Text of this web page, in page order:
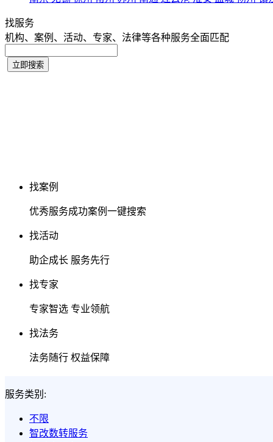
找服务
机构、案例、活动、专家、法律等各种服务全面匹配
找案例
优秀服务成功案例一键搜索
找活动
助企成长 服务先行
找专家
专家智选 专业领航
找法务
法务随行 权益保障
服务类别:
不限
智改数转服务